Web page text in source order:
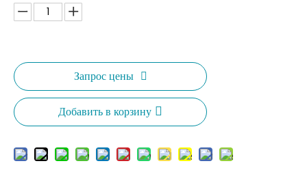
Запрос цены
Добавить в корзину